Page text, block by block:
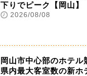
下りでピーク【岡山】
2026/08/08
岡山市中心部のホテ
県内最大客室数の新ホ